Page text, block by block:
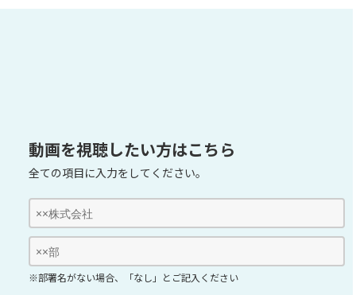
動画を視聴したい方はこちら
全ての項目に入力をしてください。
※部署名がない場合、「なし」とご記入ください